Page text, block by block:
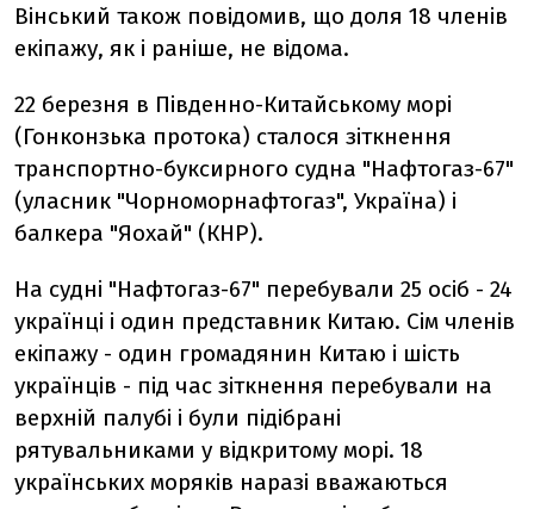
Вінський також повідомив, що доля 18 членів
екіпажу, як і раніше, не відома.
22 березня в Південно-Китайському морі
(Гонконзька протока) сталося зіткнення
транспортно-буксирного судна "Нафтогаз-67"
(уласник "Чорноморнафтогаз", Україна) і
балкера "Яохай" (КНР).
На судні "Нафтогаз-67" перебували 25 осіб - 24
українці і один представник Китаю. Сім членів
екіпажу - один громадянин Китаю і шість
українців - під час зіткнення перебували на
верхній палубі і були підібрані
рятувальниками у відкритому морі. 18
українських моряків наразі вважаються